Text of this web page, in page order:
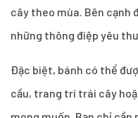
cây theo mùa. Bên cạnh
những thông điệp yêu
Đặc biệt, bánh có thể
cầu, trang trí trái cây